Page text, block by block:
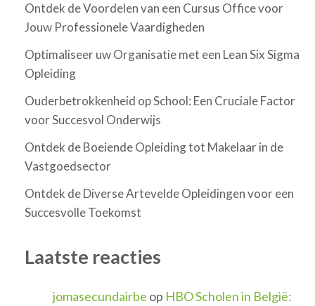
Ontdek de Voordelen van een Cursus Office voor
Jouw Professionele Vaardigheden
Optimaliseer uw Organisatie met een Lean Six Sigma
Opleiding
Ouderbetrokkenheid op School: Een Cruciale Factor
voor Succesvol Onderwijs
Ontdek de Boeiende Opleiding tot Makelaar in de
Vastgoedsector
Ontdek de Diverse Artevelde Opleidingen voor een
Succesvolle Toekomst
Laatste reacties
jomasecundairbe op HBO Scholen in België: